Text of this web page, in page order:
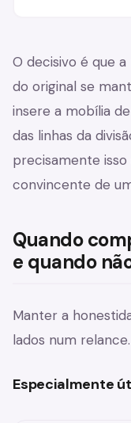
O decisivo é que
do original se
insere a mobília
das linhas da
precisamente
convincente de
Quando
e quando
Manter a
lados num relance.
Especialmente